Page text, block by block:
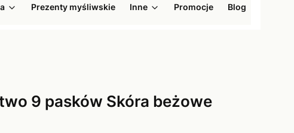
Prezenty myśliwskie Inne Promocje Blog
9 pasków Skóra beżowe